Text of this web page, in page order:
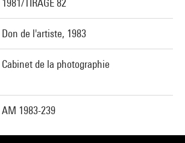
1981/TIRAGE 82
Don de l'artiste, 1983
Cabinet de la photographie
AM 1983-239